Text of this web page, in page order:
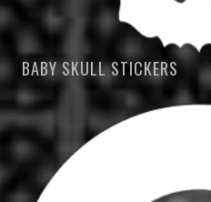
BABY SKULL STICKERS